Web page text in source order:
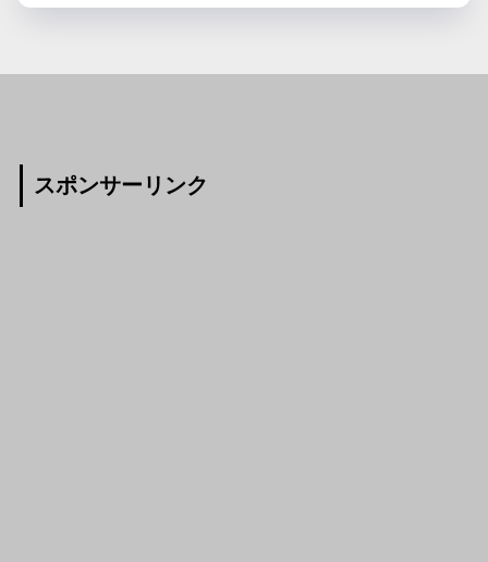
スポンサーリンク